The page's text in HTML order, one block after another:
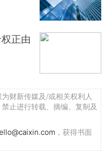
正由
财新传媒及/或相关权利人
止进行转载、摘编、复制及
，获得书面